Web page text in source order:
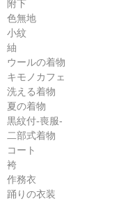
附下
色無地
小紋
紬
ウールの着物
キモノカフェ
洗える着物
夏の着物
黒紋付-喪服-
二部式着物
コート
袴
作務衣
踊りの衣装